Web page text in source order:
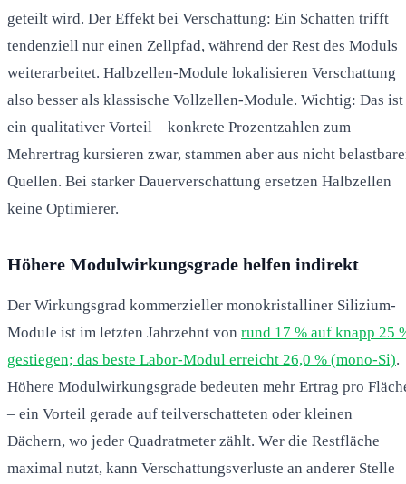
geteilt wird. Der Effekt bei Verschattung: Ein Schatten trifft
tendenziell nur einen Zellpfad, während der Rest des Moduls
weiterarbeitet. Halbzellen-Module lokalisieren Verschattung
also besser als klassische Vollzellen-Module. Wichtig: Das ist
ein qualitativer Vorteil – konkrete Prozentzahlen zum
Mehrertrag kursieren zwar, stammen aber aus nicht
Quellen. Bei starker Dauerverschattung ersetzen Halbzellen
keine Optimierer.
Höhere Modulwirkungsgrade helfen indirekt
Der Wirkungsgrad kommerzieller monokristalliner Silizium-
Module ist im letzten Jahrzehnt von rund 17 % auf knapp 25
gestiegen; das beste Labor-Modul erreicht 26,0 % (mono-Si).
Höhere Modulwirkungsgrade bedeuten mehr Ertrag pro
– ein Vorteil gerade auf teilverschatteten oder kleinen
Dächern, wo jeder Quadratmeter zählt. Wer die Restfläche
maximal nutzt, kann Verschattungsverluste an anderer Stelle